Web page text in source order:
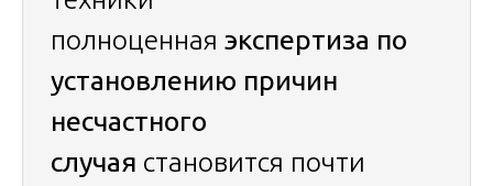
полноценная экспертиза по
установлению причин
несчастного
случая становится почти